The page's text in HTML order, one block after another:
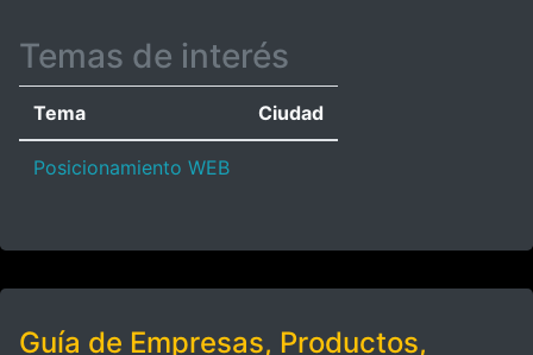
Temas de interés
Tema Ciudad
Posicionamiento WEB
Guía de Empresas, Productos,